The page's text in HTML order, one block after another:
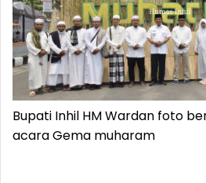
Bupati Inhil HM Wardan foto
acara Gema muharam